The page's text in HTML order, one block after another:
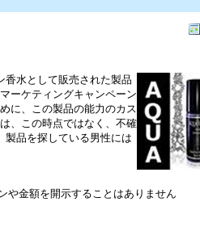
香水として販売された製品
ーケティングキャンペーン
に、この製品の能力のカス
、この時点ではなく、不確
製品を探している男性には
や金​​額を開示することはありません